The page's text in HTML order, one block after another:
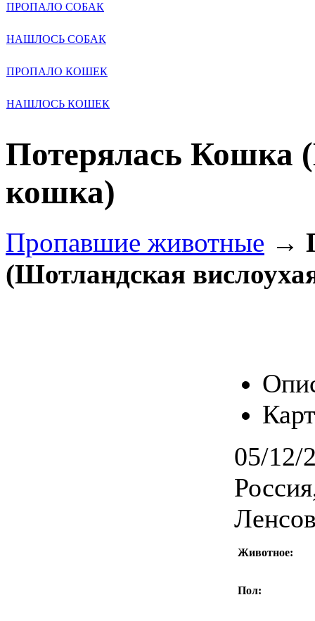
ПРОПАЛО СОБАК
НАШЛОСЬ СОБАК
ПРОПАЛО КОШЕК
НАШЛОСЬ КОШЕК
Потерялась Кошка
кошка)
Пропавшие животные →
(Шотландская
05/12/
Животное:
Пол: